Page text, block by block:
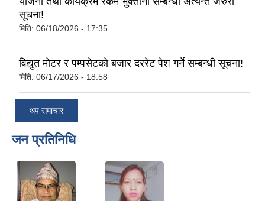
सूचना!
मिति: 06/18/2026 - 17:35
विद्युत मोटर र पम्पसेटको बजार दररेट पेश गर्ने सम्बन्धी सूचना!
मिति: 06/17/2026 - 18:58
थप समाचार
जन प्रतिनिधि